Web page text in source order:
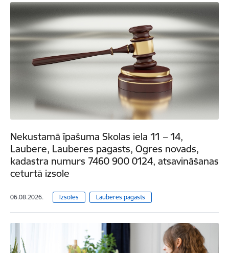
Nekustamā īpašuma Skolas iela 11 – 14,
Laubere, Lauberes pagasts, Ogres novads,
kadastra numurs 7460 900 0124, atsavināšanas
ceturtā izsole
06.08.2026. Izsoles Lauberes pagasts